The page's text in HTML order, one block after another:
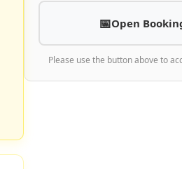
Open
Please use the button above to